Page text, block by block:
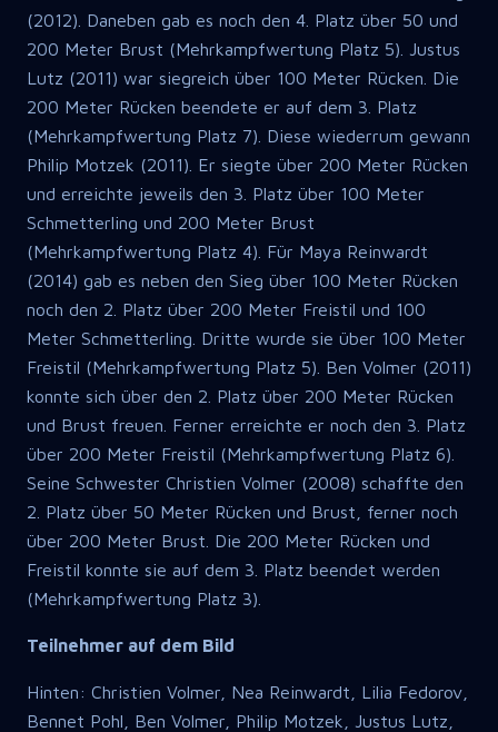
(2012). Daneben gab es noch den 4. Platz über 50 und
200 Meter Brust (Mehrkampfwertung Platz 5). Justus
Lutz (2011) war siegreich über 100 Meter Rücken. Die
200 Meter Rücken beendete er auf dem 3. Platz
(Mehrkampfwertung Platz 7). Diese wiederrum gewann
Philip Motzek (2011). Er siegte über 200 Meter Rücken
und erreichte jeweils den 3. Platz über 100 Meter
Schmetterling und 200 Meter Brust
(Mehrkampfwertung Platz 4). Für Maya Reinwardt
(2014) gab es neben den Sieg über 100 Meter Rücken
noch den 2. Platz über 200 Meter Freistil und 100
Meter Schmetterling. Dritte wurde sie über 100 Meter
Freistil (Mehrkampfwertung Platz 5). Ben Volmer (2011)
konnte sich über den 2. Platz über 200 Meter Rücken
und Brust freuen. Ferner erreichte er noch den 3. Platz
über 200 Meter Freistil (Mehrkampfwertung Platz 6).
Seine Schwester Christien Volmer (2008) schaffte den
2. Platz über 50 Meter Rücken und Brust, ferner noch
über 200 Meter Brust. Die 200 Meter Rücken und
Freistil konnte sie auf dem 3. Platz beendet werden
(Mehrkampfwertung Platz 3).
Teilnehmer auf dem Bild
Hinten: Christien Volmer, Nea Reinwardt, Lilia Fedorov,
Bennet Pohl, Ben Volmer, Philip Motzek, Justus Lutz,